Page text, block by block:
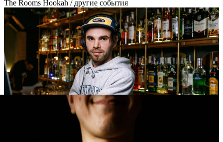
The Rooms Hookah / другие события